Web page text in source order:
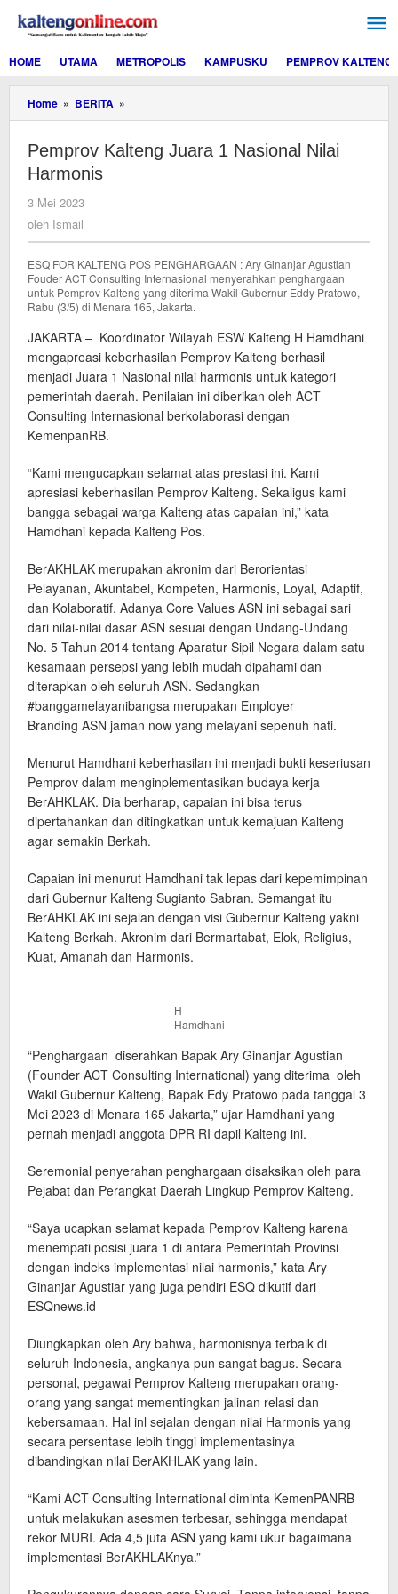
konten
HOME
UTAMA METROPOLIS KAMPUSKU PEMPROV KALTENG
Home » BERITA »
Kalteng
1
Pemprov Kalteng Juara 1 Nasional Nilai
Harmonis
3 Mei 2023
oleh Ismail
ESQ FOR KALTENG POS PENGHARGAAN : Ary Ginanjar Agustian
Fouder ACT Consulting Internasional menyerahkan penghargaan
untuk Pemprov Kalteng yang diterima Wakil Gubernur Eddy Pratowo,
Rabu (3/5) di Menara 165, Jakarta.
JAKARTA – Koordinator Wilayah ESW Kalteng H Hamdhani
mengapreasi keberhasilan Pemprov Kalteng berhasil
menjadi Juara 1 Nasional nilai harmonis untuk kategori
pemerintah daerah. Penilaian ini diberikan oleh ACT
Consulting Internasional berkolaborasi dengan
KemenpanRB.
“Kami mengucapkan selamat atas prestasi ini. Kami
apresiasi keberhasilan Pemprov Kalteng. Sekaligus kami
bangga sebagai warga Kalteng atas capaian ini,” kata
Hamdhani kepada Kalteng Pos.
BerAKHLAK merupakan akronim dari Berorientasi
Pelayanan, Akuntabel, Kompeten, Harmonis, Loyal, Adaptif,
dan Kolaboratif. Adanya Core Values ASN ini sebagai sari
dari nilai-nilai dasar ASN sesuai dengan Undang-Undang
No. 5 Tahun 2014 tentang Aparatur Sipil Negara dalam satu
kesamaan persepsi yang lebih mudah dipahami dan
diterapkan oleh seluruh ASN. Sedangkan
#banggamelayanibangsa merupakan Employer
Branding ASN jaman now yang melayani sepenuh hati.
Menurut Hamdhani keberhasilan ini menjadi bukti keseriusan
Pemprov dalam menginplementasikan budaya kerja
BerAHKLAK. Dia berharap, capaian ini bisa terus
dipertahankan dan ditingkatkan untuk kemajuan Kalteng
agar semakin Berkah.
Capaian ini menurut Hamdhani tak lepas dari kepemimpinan
dari Gubernur Kalteng Sugianto Sabran. Semangat itu
BerAHKLAK ini sejalan dengan visi Gubernur Kalteng yakni
Kalteng Berkah. Akronim dari Bermartabat, Elok, Religius,
Kuat, Amanah dan Harmonis.
H
Hamdhani
“Penghargaan diserahkan Bapak Ary Ginanjar Agustian
(Founder ACT Consulting International) yang diterima oleh
Wakil Gubernur Kalteng, Bapak Edy Pratowo pada tanggal 3
Mei 2023 di Menara 165 Jakarta,” ujar Hamdhani yang
pernah menjadi anggota DPR RI dapil Kalteng ini.
Seremonial penyerahan penghargaan disaksikan oleh para
Pejabat dan Perangkat Daerah Lingkup Pemprov Kalteng.
“Saya ucapkan selamat kepada Pemprov Kalteng karena
menempati posisi juara 1 di antara Pemerintah Provinsi
dengan indeks implementasi nilai harmonis,” kata Ary
Ginanjar Agustiar yang juga pendiri ESQ dikutif dari
ESQnews.id
Diungkapkan oleh Ary bahwa, harmonisnya terbaik di
seluruh Indonesia, angkanya pun sangat bagus. Secara
personal, pegawai Pemprov Kalteng merupakan orang-
orang yang sangat mementingkan jalinan relasi dan
kebersamaan. Hal inl sejalan dengan nilai Harmonis yang
secara persentase lebih tinggi implementasinya
dibandingkan nilai BerAKHLAK yang lain.
“Kami ACT Consulting International diminta KemenPANRB
untuk melakukan asesmen terbesar, sehingga mendapat
rekor MURI. Ada 4,5 juta ASN yang kami ukur bagaimana
implementasi BerAKHLAKnya.”